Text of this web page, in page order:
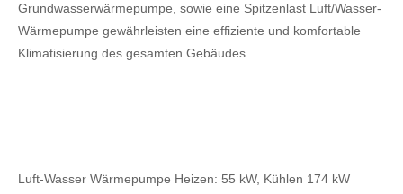
Grundwasserwärmepumpe, sowie eine Spitzenlast Luft/Wasser-
Wärmepumpe gewährleisten eine effiziente und komfortable
Klimatisierung des gesamten Gebäudes.
Luft-Wasser Wärmepumpe Heizen: 55 kW, Kühlen 174 kW